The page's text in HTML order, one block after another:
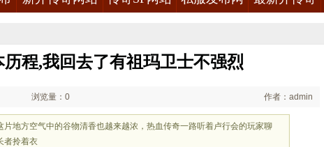
历程,我回去了有祖玛卫士不强烈
浏览量：0 作者：admin
片地方空气中的谷物清香也越来越浓，热血传奇一路听着卢行会的玩家聊
拎着衣